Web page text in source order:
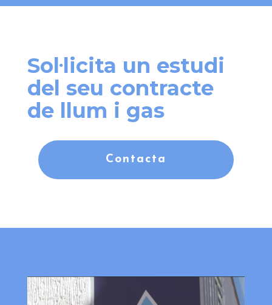
Sol·licita un estudi
del seu contracte
de llum i gas
Contacta